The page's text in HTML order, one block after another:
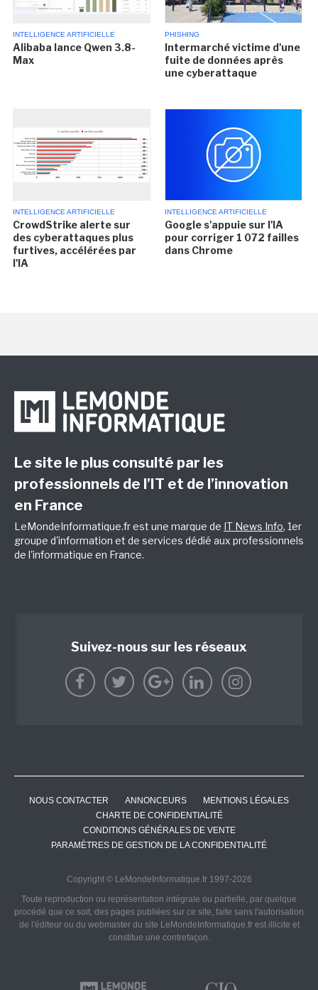
INTELLIGENCE ARTIFICIELLE
Alibaba lance Qwen 3.8-
Max
PHISHING
Intermarché victime d'une
fuite de données après
une cyberattaque
INTELLIGENCE ARTIFICIELLE
CrowdStrike alerte sur
des cyberattaques plus
furtives, accélérées par
l'IA
INTELLIGENCE ARTIFICIELLE
Google s'appuie sur l'IA
pour corriger 1 072 failles
dans Chrome
Le site le plus consulté par les
professionnels de l’IT et de l’innovation
en France
LeMondeInformatique.fr est une marque de IT News Info, 1er
groupe d'information et de services dédié aux professionnels
de l'informatique en France.
Suivez-nous sur les réseaux
NOUS CONTACTER ANNONCEURS
MENTIONS LÉGALES
CHARTE DE CONFIDENTIALITÉ
CONDITIONS GÉNÉRALES DE VENTE
PARAMÈTRES DE GESTION DE LA CONFIDENTIALITÉ
Copyright © LeMondeInformatique.fr 1997-2026
Toute reproduction ou représentation intégrale ou partielle, par quelque
procédé que ce soit, des pages publiées sur ce site, faite sans l'autorisation
de l'éditeur ou du webmaster du site LeMondeInformatique.fr est illicite et
constitue une contrefaçon.